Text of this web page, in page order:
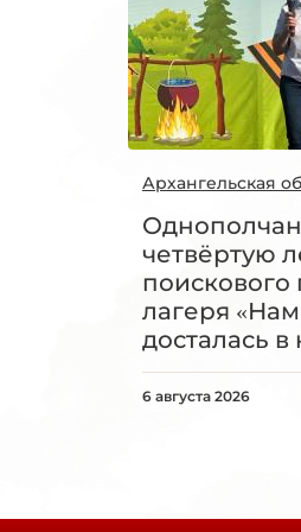
Архангельская
четвёртую
поискового
лагеря
досталась в
6 августа 2026